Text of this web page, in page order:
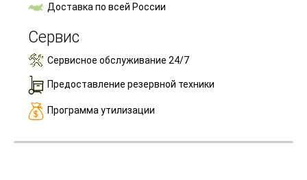
Доставка по всей России
Сервис
Сервисное обслуживание 24/7
Предоставление резервной техники
Программа утилизации